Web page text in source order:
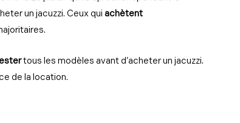
un jacuzzi. Ceux qui achètent
tous les modèles avant d’acheter un jacuzzi.
de la location.